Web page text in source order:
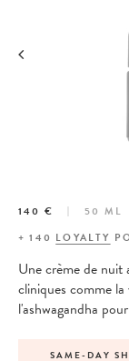
140 € 50 ML
+140 LOYALTY
Une crème de nuit
cliniques comme
l'ashwagandha
SAME-DAY